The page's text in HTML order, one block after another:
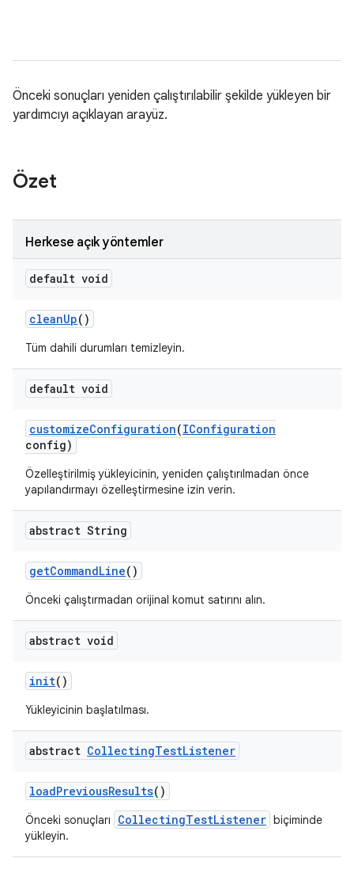
Önceki sonuçları yeniden çalıştırılabilir şekilde yükleyen bir
yardımcıyı açıklayan arayüz.
Özet
Herkese açık yöntemler
default void
cleanUp()
Tüm dahili durumları temizleyin.
default void
customizeConfiguration(IConfiguration
config)
Özelleştirilmiş yükleyicinin, yeniden çalıştırılmadan önce
yapılandırmayı özelleştirmesine izin verin.
abstract String
getCommandLine()
Önceki çalıştırmadan orijinal komut satırını alın.
abstract void
init()
Yükleyicinin başlatılması.
abstract CollectingTestListener
loadPreviousResults()
Önceki sonuçları CollectingTestListener biçiminde
yükleyin.